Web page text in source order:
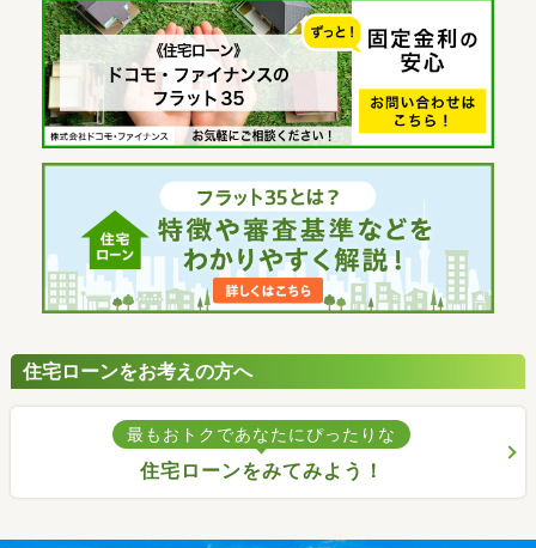
住宅ローンをお考えの方へ
最もおトクであなたにぴったりな
住宅ローンをみてみよう！